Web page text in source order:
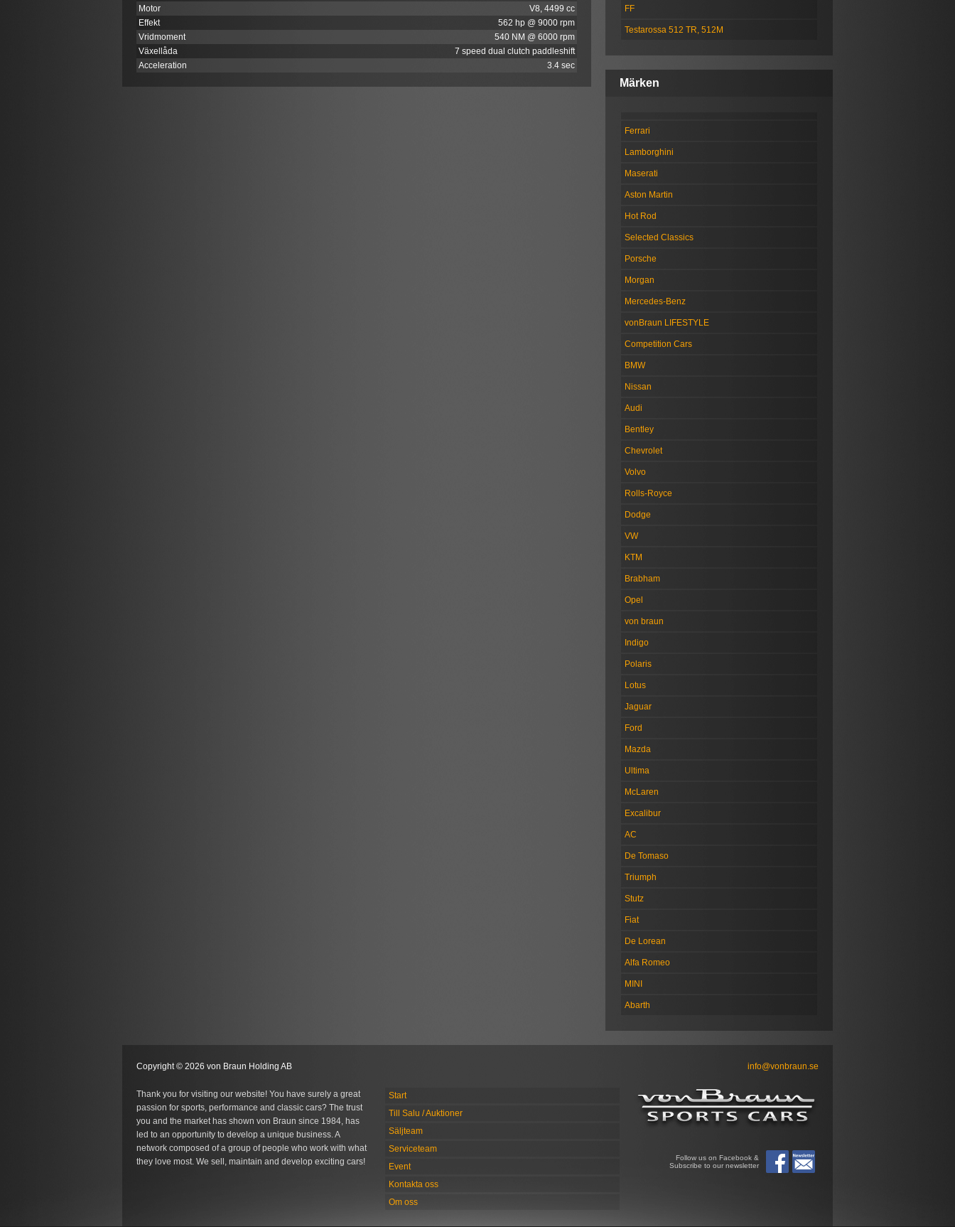
Motor
V8, 4499 cc
Effekt
562 hp @ 9000 rpm
Vridmoment
540 NM @ 6000 rpm
Växellåda
7 speed dual clutch paddleshift
Acceleration
3.4 sec
FF
Testarossa 512 TR, 512M
Märken
Ferrari
Lamborghini
Maserati
Aston Martin
Hot Rod
Selected Classics
Porsche
Morgan
Mercedes-Benz
vonBraun LIFESTYLE
Competition Cars
BMW
Nissan
Audi
Bentley
Chevrolet
Volvo
Rolls-Royce
Dodge
VW
KTM
Brabham
Opel
von braun
Indigo
Polaris
Lotus
Jaguar
Ford
Mazda
Ultima
McLaren
Excalibur
AC
De Tomaso
Triumph
Stutz
Fiat
De Lorean
Alfa Romeo
MINI
Abarth
Copyright © 2026 von Braun Holding AB info@vonbraun.se
Thank you for visiting our website! You have surely a great
passion for sports, performance and classic cars? The trust
you and the market has shown von Braun since 1984, has
led to an opportunity to develop a unique business. A
network composed of a group of people who work with what
they love most. We sell, maintain and develop exciting cars!
Start
Till Salu / Auktioner
Säljteam
Serviceteam
Event
Kontakta oss
Om oss
Follow us on Facebook &
Subscribe to our newsletter